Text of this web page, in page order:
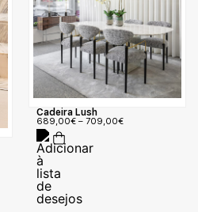
Cadeira Lush
689,00€ – 709,00€